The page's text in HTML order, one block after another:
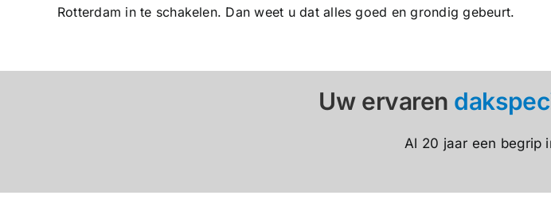
Rotterdam in te schakelen. Dan weet u dat alles goed en grondig gebeurt.
Uw ervaren
Al 20 jaar een begrip